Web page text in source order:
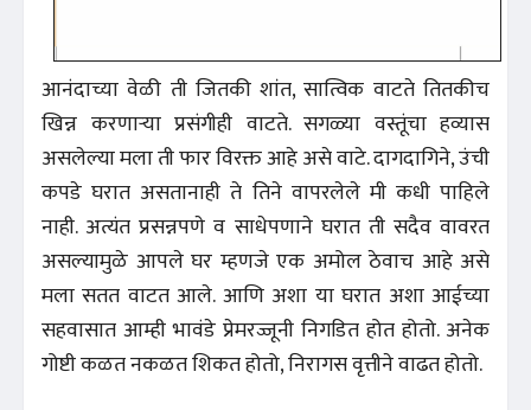
आनंदाच्या वेळी ती जितकी शांत, सात्विक वाटते तितकीच
खिन्न करणाऱ्या प्रसंगीही वाटते. सगळ्या वस्तूंचा हव्यास
असलेल्या मला ती फार विरक्त आहे असे वाटे. दागदागिने, उंची
कपडे घरात असतानाही ते तिने वापरलेले मी कधी पाहिले
नाही. अत्यंत प्रसन्नपणे व साधेपणाने घरात ती सदैव वावरत
असल्यामुळे आपले घर म्हणजे एक अमोल ठेवाच आहे असे
मला सतत वाटत आले. आणि अशा या घरात अशा आईच्या
सहवासात आम्ही भावंडे प्रेमरज्जूनी निगडित होत होतो. अनेक
गोष्टी कळत नकळत शिकत होतो, निरागस वृत्तीने वाढत होतो.